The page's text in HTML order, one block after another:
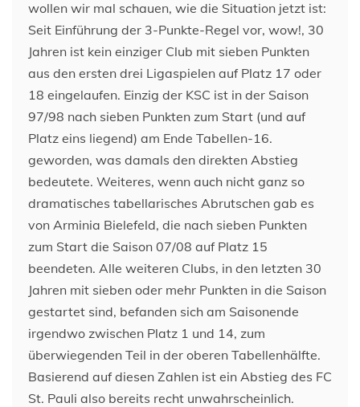
wollen wir mal schauen, wie die Situation jetzt ist:
Seit Einführung der 3-Punkte-Regel vor, wow!, 30
Jahren ist kein einziger Club mit sieben Punkten
aus den ersten drei Ligaspielen auf Platz 17 oder
18 eingelaufen. Einzig der KSC ist in der Saison
97/98 nach sieben Punkten zum Start (und auf
Platz eins liegend) am Ende Tabellen-16.
geworden, was damals den direkten Abstieg
bedeutete. Weiteres, wenn auch nicht ganz so
dramatisches tabellarisches Abrutschen gab es
von Arminia Bielefeld, die nach sieben Punkten
zum Start die Saison 07/08 auf Platz 15
beendeten. Alle weiteren Clubs, in den letzten 30
Jahren mit sieben oder mehr Punkten in die Saison
gestartet sind, befanden sich am Saisonende
irgendwo zwischen Platz 1 und 14, zum
überwiegenden Teil in der oberen Tabellenhälfte.
Basierend auf diesen Zahlen ist ein Abstieg des FC
St. Pauli also bereits recht unwahrscheinlich.